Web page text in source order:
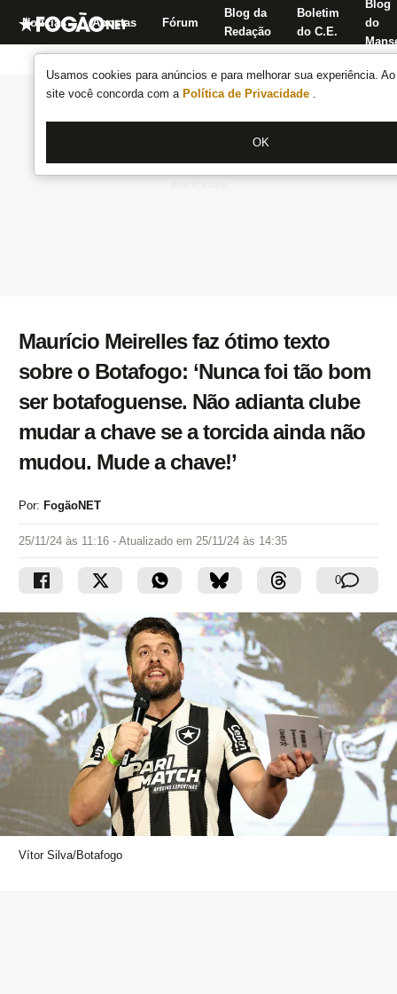
Usamos cookies para anúncios e para melhorar sua experiência.
site você concorda com a Política de Privacidade .
OK
Notícias Apostas Fórum
Blog da
Redação
Boletim
do C.E.
Blog
do
Maurício Meirelles faz ótimo texto
sobre o Botafogo: ‘Nunca foi tão bom
ser botafoguense. Não adianta clube
mudar a chave se a torcida ainda não
mudou. Mude a chave!’
Por: FogãoNET
25/11/24 às 11:16 - Atualizado em 25/11/24 às 14:35
0
Vítor Silva/Botafogo